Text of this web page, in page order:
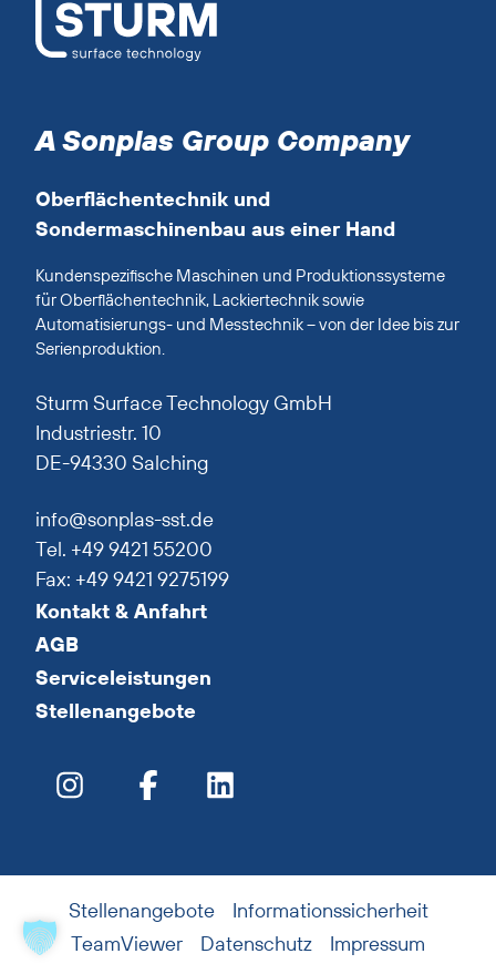
A Sonplas Group Company
Oberflächentechnik und
Sondermaschinenbau aus einer Hand
Kundenspezifische Maschinen und Produktionssysteme
für Oberflächentechnik, Lackiertechnik sowie
Automatisierungs- und Messtechnik – von der Idee bis zur
Serienproduktion.
Sturm Surface Technology GmbH
Industriestr. 10
DE-94330 Salching
info@sonplas-sst.de
Tel. +49 9421 55200
Fax: +49 9421 9275199
Kontakt & Anfahrt
AGB
Serviceleistungen
Stellenangebote
Stellenangebote
Informationssicherheit
TeamViewer
Datenschutz Impressum